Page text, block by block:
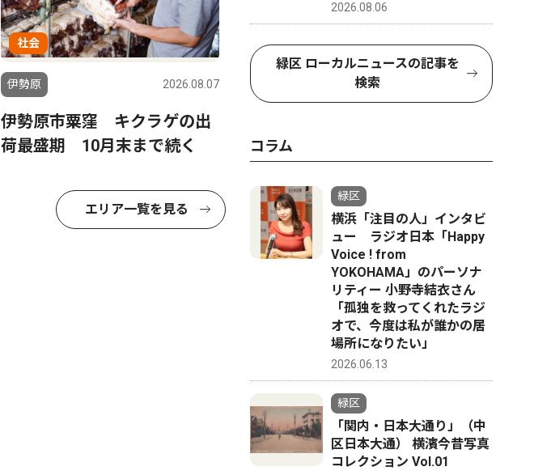
社会
伊勢原 2026.08.07
伊勢原市粟窪 キクラゲの出
荷最盛期 10月末まで続く
エリア一覧を見る
2026.08.06
緑区 ローカルニュースの記事を
検索
コラム
緑区
横浜「注目の人」インタビ
ュー ラジオ日本「Happy
Voice ! from
YOKOHAMA」のパーソナ
リティー 小野寺結衣さん
「孤独を救ってくれたラジ
オで、今度は私が誰かの居
場所になりたい」
2026.06.13
緑区
「関内・日本大通り」（中
区日本大通） 横濱今昔写真
コレクション Vol.01